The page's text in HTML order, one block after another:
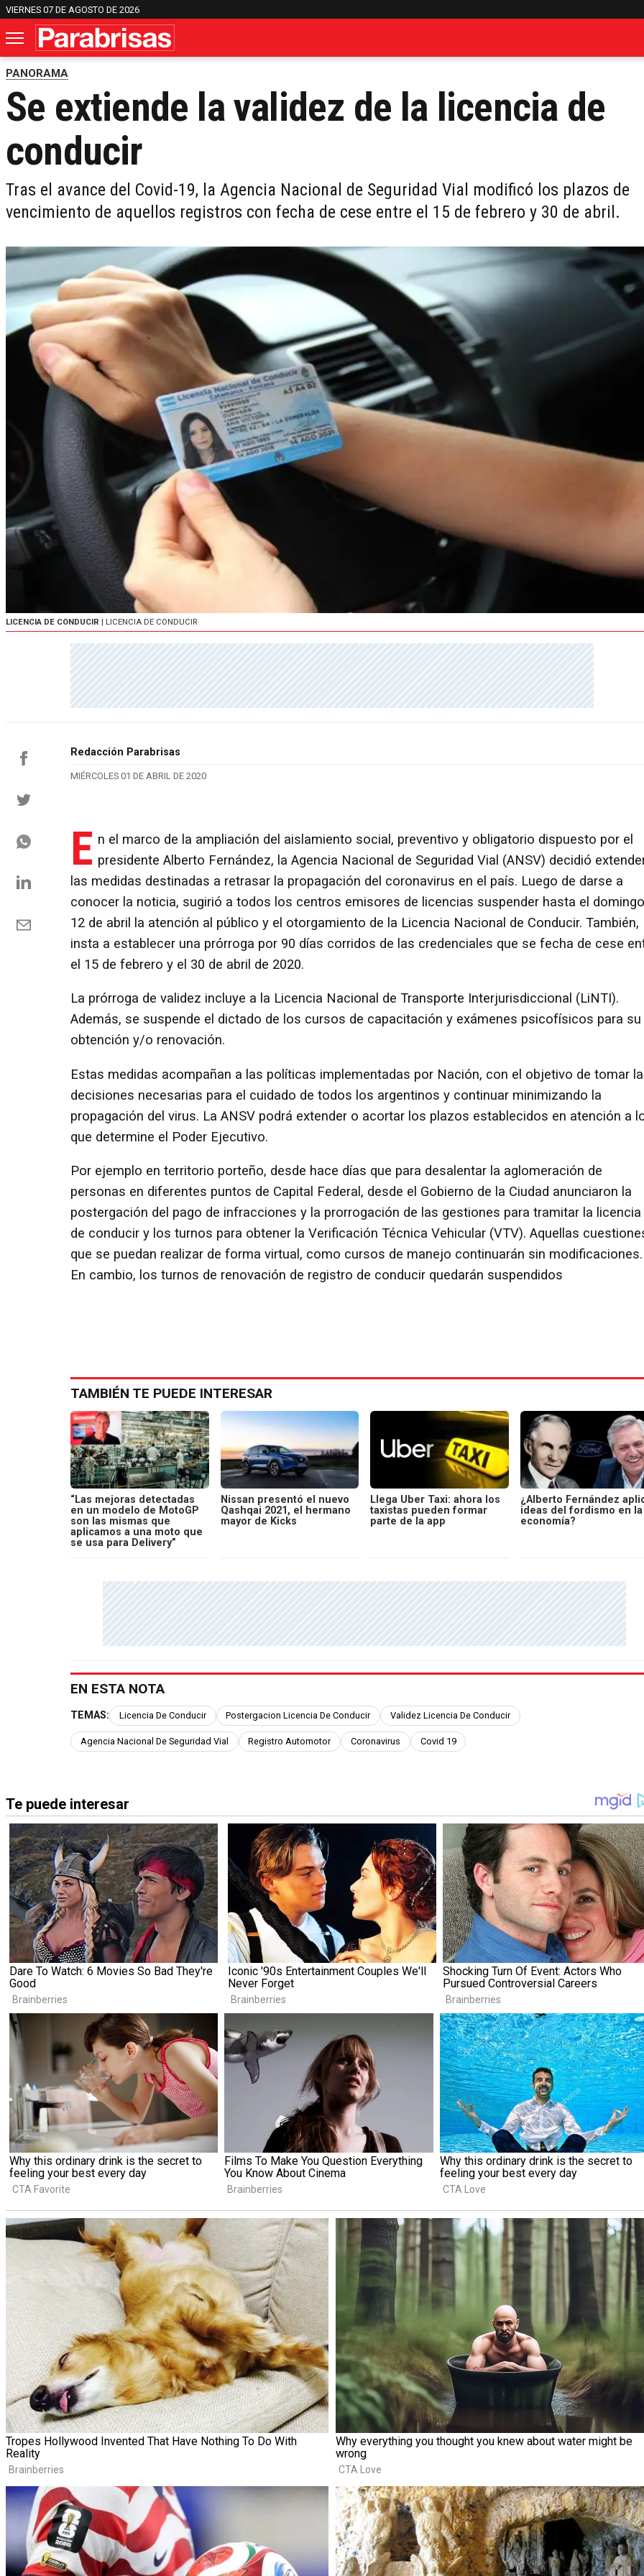
VIERNES 07 DE AGOSTO DE 2026
PANORAMA
Se extiende la validez de la licencia de
conducir
Tras el avance del Covid-19, la Agencia Nacional de Seguridad Vial modificó los plazos de
vencimiento de aquellos registros con fecha de cese entre el 15 de febrero y 30 de abril.
LICENCIA DE CONDUCIR | LICENCIA DE CONDUCIR
Redacción Parabrisas
MIÉRCOLES 01 DE ABRIL DE 2020
E n el marco de la ampliación del aislamiento social, preventivo y obligatorio dispuesto por el
presidente Alberto Fernández, la Agencia Nacional de Seguridad Vial (ANSV) decidió
las medidas destinadas a retrasar la propagación del coronavirus en el país. Luego de darse a
conocer la noticia, sugirió a todos los centros emisores de licencias suspender hasta el domingo
12 de abril la atención al público y el otorgamiento de la Licencia Nacional de Conducir. También,
insta a establecer una prórroga por 90 días corridos de las credenciales que se fecha de cese
el 15 de febrero y el 30 de abril de 2020.
La prórroga de validez incluye a la Licencia Nacional de Transporte Interjurisdiccional (LiNTI).
Además, se suspende el dictado de los cursos de capacitación y exámenes psicofísicos para su
obtención y/o renovación.
Estas medidas acompañan a las políticas implementadas por Nación, con el objetivo de tomar
decisiones necesarias para el cuidado de todos los argentinos y continuar minimizando la
propagación del virus. La ANSV podrá extender o acortar los plazos establecidos en atención a
que determine el Poder Ejecutivo.
Por ejemplo en territorio porteño, desde hace días que para desalentar la aglomeración de
personas en diferentes puntos de Capital Federal, desde el Gobierno de la Ciudad anunciaron la
postergación del pago de infracciones y la prorrogación de las gestiones para tramitar la licencia
de conducir y los turnos para obtener la Verificación Técnica Vehicular (VTV). Aquellas
que se puedan realizar de forma virtual, como cursos de manejo continuarán sin modificaciones.
En cambio, los turnos de renovación de registro de conducir quedarán suspendidos
TAMBIÉN TE PUEDE INTERESAR
“Las mejoras detectadas
en un modelo de MotoGP
son las mismas que
aplicamos a una moto que
se usa para Delivery”
Nissan presentó el nuevo
Qashqai 2021, el hermano
mayor de Kicks
Llega Uber Taxi: ahora los
taxistas pueden formar
parte de la app
¿Alberto Fernández
ideas del fordismo en la
economía?
EN ESTA NOTA
TEMAS: Licencia De Conducir Postergacion Licencia De Conducir Validez Licencia De Conducir
Agencia Nacional De Seguridad Vial Registro Automotor Coronavirus Covid 19